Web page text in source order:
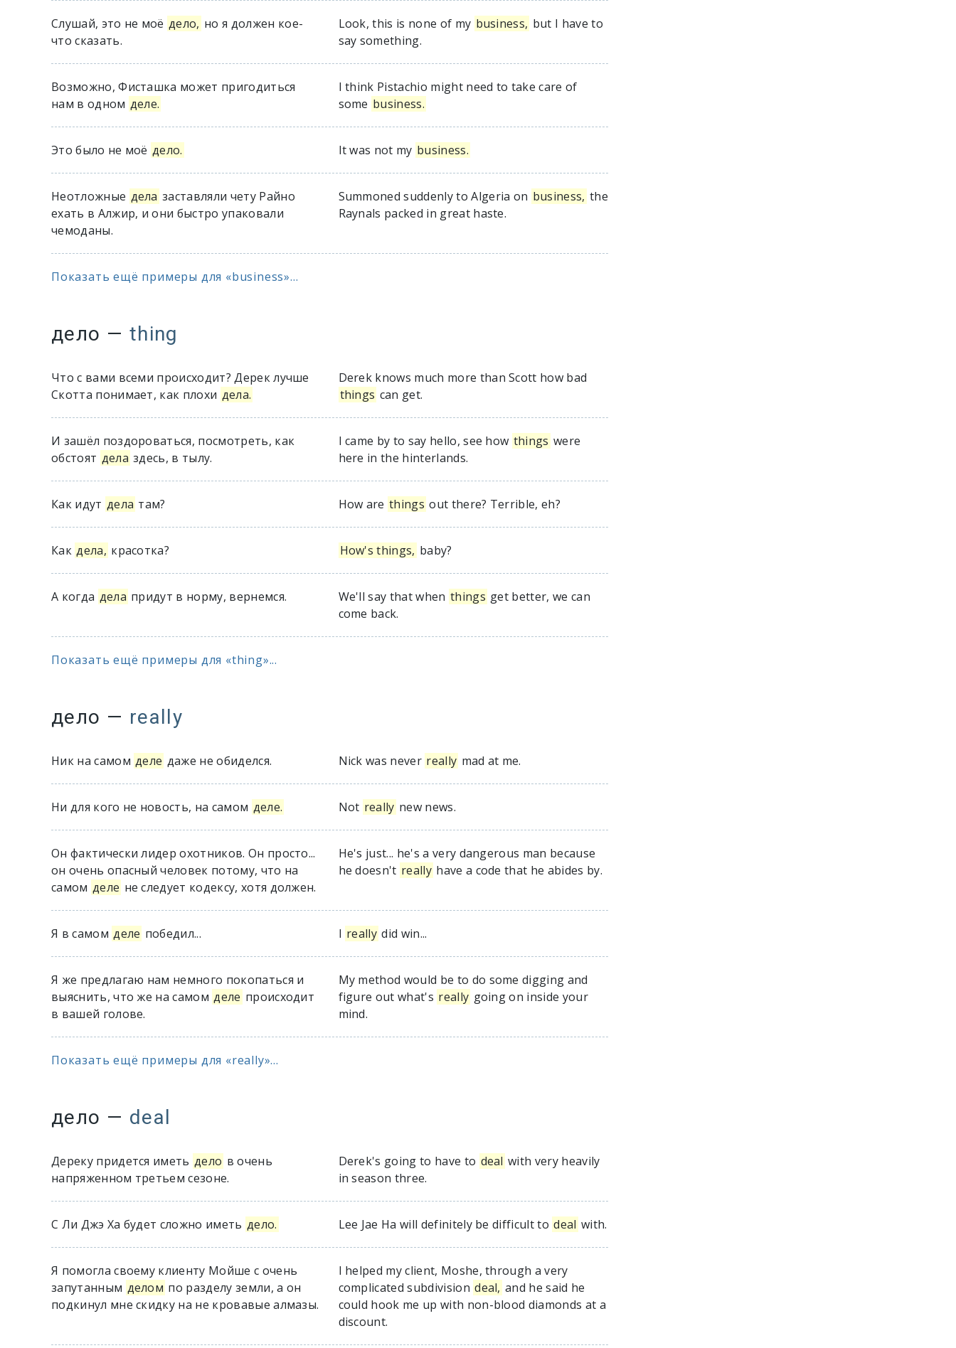
Слушай, это не моё дело, но я должен кое-
что сказать.
Look, this is none of my business, but I have to
say something.
Возможно, Фисташка может пригодиться
нам в одном деле.
I think Pistachio might need to take care of
some business.
Это было не моё дело. It was not my business.
Неотложные дела заставляли чету Райно
ехать в Алжир, и они быстро упаковали
чемоданы.
Summoned suddenly to Algeria on business, the
Raynals packed in great haste.
Показать ещё примеры для «business»...
дело — thing
Что с вами всеми происходит? Дерек лучше
Скотта понимает, как плохи дела.
Derek knows much more than Scott how bad
things can get.
И зашёл поздороваться, посмотреть, как
обстоят дела здесь, в тылу.
I came by to say hello, see how things were
here in the hinterlands.
Как идут дела там? How are things out there? Terrible, eh?
Как дела, красотка? How's things, baby?
А когда дела придут в норму, вернемся. We'll say that when things get better, we can
come back.
Показать ещё примеры для «thing»...
дело — really
Ник на самом деле даже не обиделся. Nick was never really mad at me.
Ни для кого не новость, на самом деле. Not really new news.
Он фактически лидер охотников. Он просто...
он очень опасный человек потому, что на
самом деле не следует кодексу, хотя должен.
He's just... he's a very dangerous man because
he doesn't really have a code that he abides by.
Я в самом деле победил... I really did win...
Я же предлагаю нам немного покопаться и
выяснить, что же на самом деле происходит
в вашей голове.
My method would be to do some digging and
figure out what's really going on inside your
mind.
Показать ещё примеры для «really»...
дело — deal
Дереку придется иметь дело в очень
напряженном третьем сезоне.
Derek's going to have to deal with very heavily
in season three.
С Ли Джэ Ха будет сложно иметь дело. Lee Jae Ha will definitely be difficult to deal with.
Я помогла своему клиенту Мойше с очень
запутанным делом по разделу земли, а он
подкинул мне скидку на не кровавые алмазы.
I helped my client, Moshe, through a very
complicated subdivision deal, and he said he
could hook me up with non-blood diamonds at a
discount.